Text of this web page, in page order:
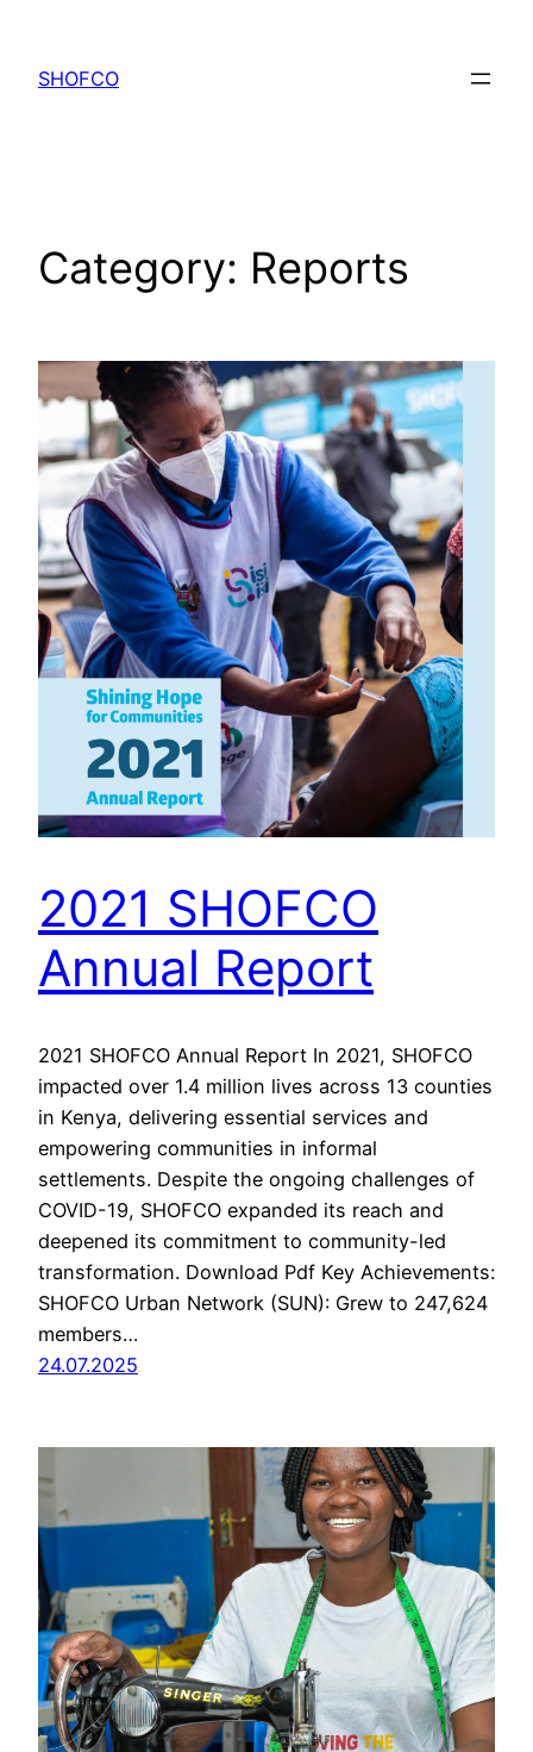
content
SHOFCO
Category: Reports
2021 SHOFCO
Annual Report
2021 SHOFCO Annual Report In 2021, SHOFCO
impacted over 1.4 million lives across 13 counties
in Kenya, delivering essential services and
empowering communities in informal
settlements. Despite the ongoing challenges of
COVID-19, SHOFCO expanded its reach and
deepened its commitment to community-led
transformation. Download Pdf Key Achievements:
SHOFCO Urban Network (SUN): Grew to 247,624
members…
24.07.2025